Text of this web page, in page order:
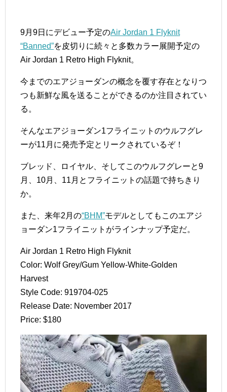
9月9日にデビュー予定のAir Jordan 1 Flyknit
“Banned”を皮切りに続々と多数カラー展開予定の
Air Jordan 1 Retro High Flyknit。
今までのエアジョーダンの概念を覆す存在となりつ
つも新鮮な風を送ることができるのか注目されてい
る。
そんなエアジョーダン1フライニットのウルフグレ
ーが11月に発売予定とリークされているぞ！
ブレッド、ロイヤル、そしてこのウルフグレーと9
月、10月、11月とフライニットの話題で持ちきり
か。
また、来年2月の“BHM”モデルとしてもこのエアジ
ョーダン1フライニットがラインナップ予定だ。
Air Jordan 1 Retro High Flyknit
Color: Wolf Grey/Gum Yellow-White-Golden
Harvest
Style Code: 919704-025
Release Date: November 2017
Price: $180